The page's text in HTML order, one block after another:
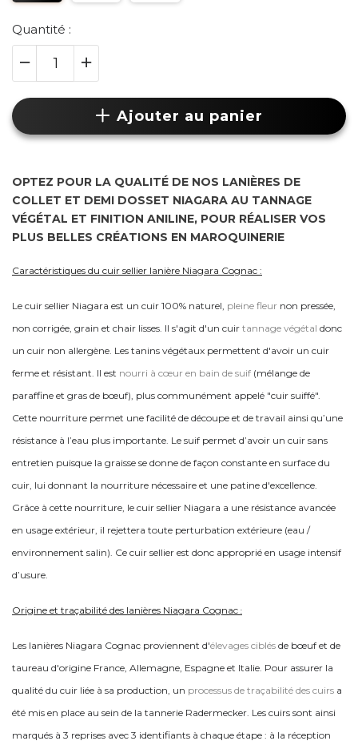
Quantité :
Ajouter au panier
OPTEZ POUR LA QUALITÉ DE NOS LANIÈRES DE
COLLET ET DEMI DOSSET NIAGARA AU TANNAGE
VÉGÉTAL ET FINITION ANILINE, POUR RÉALISER VOS
PLUS BELLES CRÉATIONS EN MAROQUINERIE
Caractéristiques du cuir sellier lanière Niagara Cognac :
Le cuir sellier Niagara est un cuir 100% naturel, pleine fleur non pressée,
non corrigée, grain et chair lisses. Il s'agit d'un cuir tannage végétal donc
un cuir non allergène. Les tanins végétaux permettent d'avoir un cuir
ferme et résistant. Il est nourri à cœur en bain de suif (mélange de
paraffine et gras de bœuf), plus communément appelé "cuir suiffé".
Cette nourriture permet une facilité de découpe et de travail ainsi qu’une
résistance à l’eau plus importante. Le suif permet d’avoir un cuir sans
entretien puisque la graisse se donne de façon constante en surface du
cuir, lui donnant la nourriture nécessaire et une patine d'excellence.
Grâce à cette nourriture, le cuir sellier Niagara a une résistance avancée
en usage extérieur, il rejettera toute perturbation extérieure (eau /
environnement salin). Ce cuir sellier est donc approprié en usage intensif
d’usure.
Origine et traçabilité des lanières Niagara Cognac :
Les lanières Niagara Cognac proviennent d'élevages ciblés de bœuf et de
taureau d'origine France, Allemagne, Espagne et Italie. Pour assurer la
qualité du cuir liée à sa production, un processus de traçabilité des cuirs a
été mis en place au sein de la tannerie Radermecker. Les cuirs sont ainsi
marqués à 3 reprises avec 3 identifiants à chaque étape : à la réception